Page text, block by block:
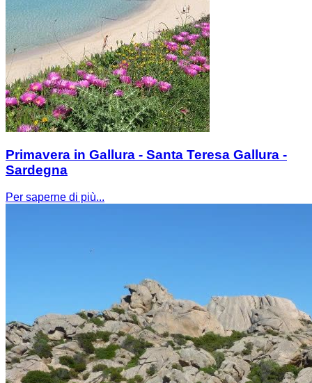
Primavera in Gallura - Santa Teresa Gallura -
Sardegna
Per saperne di più...